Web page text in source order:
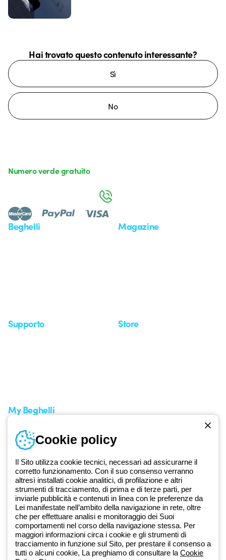
Hai trovato questo contenuto interessante?
Sì
No
Dal 2025 Beghelli è parte del Gruppo GEWISS, all’interno
dell’ecosistema GEWISS LightZone, dove realizziamo soluzioni di
illuminazione integrate che trasformano la complessità in semplicità,
supportando professionisti e utenti finali nella realizzazione dei loro
bisogni.Scopri di più su GEWISS
Beghelli Magazine
Supporto Store
My Beghelli
Accedi o registrati
Formazione
Documentazione e software
Iscriviti alla newsletter
Numero verde gratuito
Cookie policy
Il Sito utilizza cookie tecnici, necessari ad assicurarne il
corretto funzionamento. Con il suo consenso verranno
altresì installati cookie analitici, di profilazione e altri
strumenti di tracciamento, di prima e di terze parti, per
inviarle pubblicità e contenuti in linea con le preferenze da
Lei manifestate nell’ambito della navigazione in rete, oltre
che per effettuare analisi e monitoraggio dei Suoi
comportamenti nel corso della navigazione stessa. Per
maggiori informazioni circa i cookie e gli strumenti di
tracciamento in funzione sul Sito, per prestare il consenso a
tutti o alcuni cookie, La preghiamo di consultare la Cookie